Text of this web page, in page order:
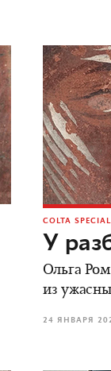
COLTA
У
Ольга
из
24 ЯНВАРЯ